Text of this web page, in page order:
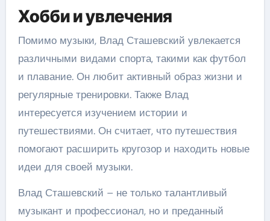
Хобби и увлечения
Помимо музыки, Влад Сташевский увлекается
различными видами спорта, такими как футбол
и плавание. Он любит активный образ жизни и
регулярные тренировки. Также Влад
интересуется изучением истории и
путешествиями. Он считает, что путешествия
помогают расширить кругозор и находить новые
идеи для своей музыки.
Влад Сташевский – не только талантливый
музыкант и профессионал, но и преданный